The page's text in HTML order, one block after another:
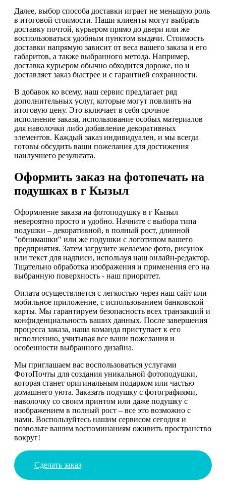
Далее, выбор способа доставки играет не меньшую роль
в итоговой стоимости. Наши клиенты могут выбрать
доставку почтой, курьером прямо до двери или же
воспользоваться удобным пунктом выдачи. Стоимость
доставки напрямую зависит от веса вашего заказа и его
габаритов, а также выбранного метода. Например,
доставка курьером обычно обходится дороже, но и
доставляет заказ быстрее и с гарантией сохранности.
В добавок ко всему, наш сервис предлагает ряд
дополнительных услуг, которые могут повлиять на
итоговую цену. Это включает в себя срочное
исполнение заказа, использование особых материалов
для наволочки либо добавление декоративных
элементов. Каждый заказ индивидуален, и мы всегда
готовы обсудить ваши пожелания для достижения
наилучшего результата.
Оформить заказ на фотопечать на
подушках в г Кызыл
Оформление заказа на фотоподушку в г Кызыл
невероятно просто и удобно. Начните с выбора типа
подушки – декоративной, в полный рост, длинной
"обнимашки" или же подушки с логотипом вашего
предприятия. Затем загрузите желаемое фото, рисунок
или текст для надписи, используя наш онлайн-редактор.
Тщательно обработка изображения и применения его на
выбранную поверхность - наш приоритет.
Оплата осуществляется с легкостью через наш сайт или
мобильное приложение, с использованием банковской
карты. Мы гарантируем безопасность всех транзакций и
конфиденциальность ваших данных. После завершения
процесса заказа, наша команда приступает к его
исполнению, учитывая все ваши пожелания и
особенности выбранного дизайна.
Мы приглашаем вас воспользоваться услугами
ФотоПочты для создания уникальной фотоподушки,
которая станет оригинальным подарком или частью
домашнего уюта. Заказать подушку с фотографиями,
наволочку со своим принтом или даже подушку с
изображением в полный рост – все это возможно с
нами. Воспользуйтесь нашим сервисом сегодня и
позвольте вашим воспоминаниям оживить пространство
вокруг!
Сделать заказ